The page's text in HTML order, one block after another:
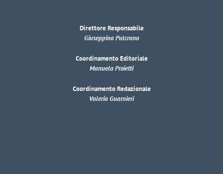
Direttore Responsabile
Giuseppina Pulcrano
Coordinamento Editoriale
Manuela Proietti
Coordinamento Redazionale
Valeria Guarnieri